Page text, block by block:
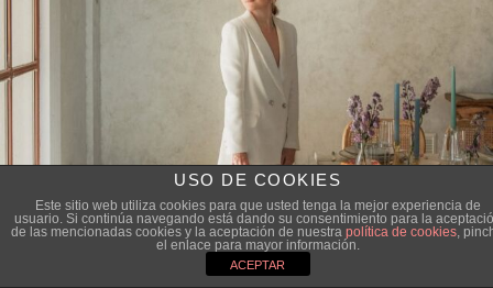
USO DE COOKIES
Este sitio web utiliza cookies para que usted tenga la mejor experiencia de
usuario. Si continúa navegando está dando su consentimiento para la
de las mencionadas cookies y la aceptación de nuestra política de cookies,
el enlace para mayor información.
ACEPTAR